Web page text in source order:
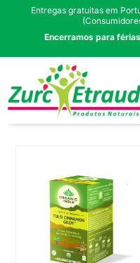
Entregas gratuitas em
Encerramos para